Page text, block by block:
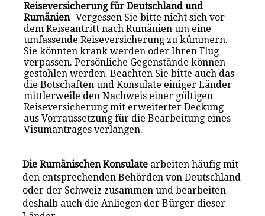
Reiseversicherung für Deutschland und
Rumänien- Vergessen Sie bitte nicht sich vor
dem Reiseantritt nach Rumänien um eine
umfassende Reiseversicherung zu kümmern.
Sie könnten krank werden oder Ihren Flug
verpassen. Persönliche Gegenstände können
gestohlen werden. Beachten Sie bitte auch das
die Botschaften und Konsulate einiger Länder
mittlerweile den Nachweis einer gültigen
Reiseversicherung mit erweiterter Deckung
aus Vorraussetzung für die Bearbeitung eines
Visumantrages verlangen.
Die Rumänischen Konsulate arbeiten häufig mit
den entsprechenden Behörden von Deutschland
oder der Schweiz zusammen und bearbeiten
deshalb auch die Anliegen der Bürger dieser